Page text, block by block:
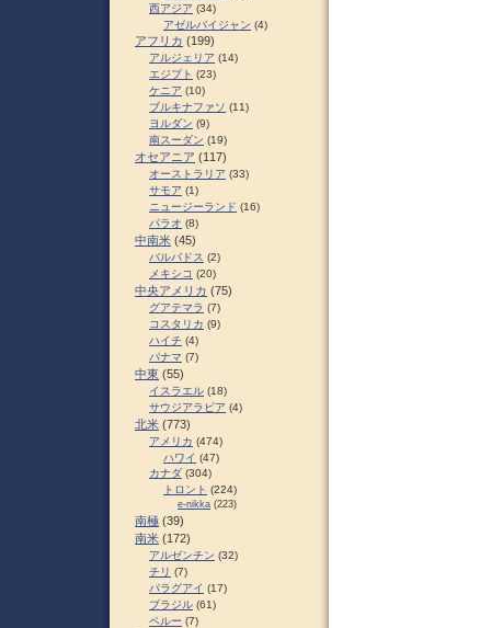
西アジア (34)
アゼルバイジャン (4)
アフリカ (199)
アルジェリア (14)
エジプト (23)
ケニア (10)
ブルキナファソ (11)
ヨルダン (9)
南スーダン (19)
オセアニア (117)
オーストラリア (33)
サモア (1)
ニュージーランド (16)
パラオ (8)
中南米 (45)
バルバドス (2)
メキシコ (20)
中央アメリカ (75)
グアテマラ (7)
コスタリカ (9)
ハイチ (4)
パナマ (7)
中東 (55)
イスラエル (18)
サウジアラビア (4)
北米 (773)
アメリカ (474)
ハワイ (47)
カナダ (304)
トロント (224)
e-nikka (223)
南極 (39)
南米 (172)
アルゼンチン (32)
チリ (7)
パラグアイ (17)
ブラジル (61)
ペルー (7)